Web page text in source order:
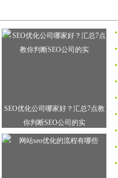
SEO优化公司哪家好？汇总7点教
你判断SEO公司的实